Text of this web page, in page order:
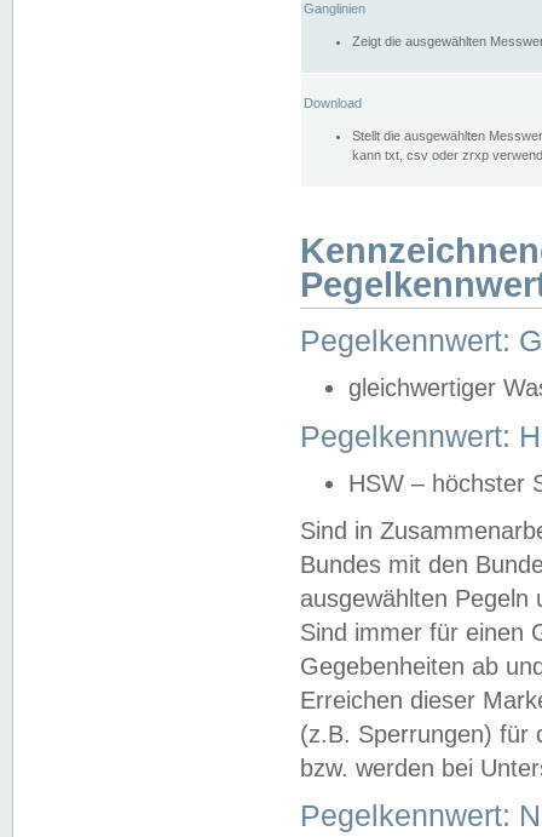
Ganglinien
Zeigt die ausgewählten
Download
Stellt die ausgewählten
kann txt, csv oder zrxp
Pegelkennwert:
gleichwertiger
Pegelkennwert:
HSW – höchster
Sind in
Bundes mit den
ausgewählten
Sind immer für einen
Gegebenheiten ab
Erreichen dieser
(z.B. Sperrungen) für
bzw. werden bei
Pegelkennwert: